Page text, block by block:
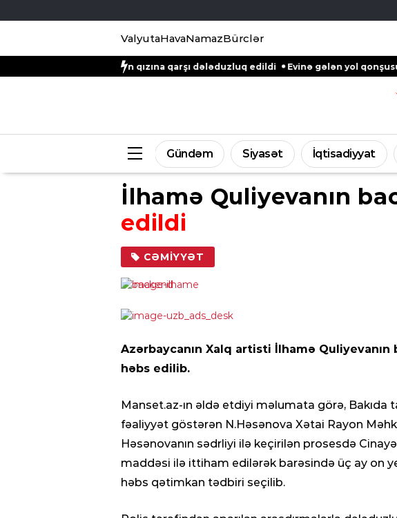
ValyutaHavaNamazBürclər
Natiq Əliyevin qızına qarşı dələduzluq edildi Evinə gələn yol qonşusu
Gündəm Siyasət İqtisadiyyat
İlhamə Quliyevanın
edildi
CƏMIYYƏT
Azərbaycanın Xalq artisti İlhamə Quliyevanın
həbs edilib.
Manset.az-ın əldə etdiyi məlumata görə, Bakıda
fəaliyyət göstərən N.Həsənova Xətai Rayon
Həsənovanın sədrliyi ilə keçirilən prosesdə
maddəsi ilə ittiham edilərək barəsində üç ay on
həbs qətimkan tədbiri seçilib.